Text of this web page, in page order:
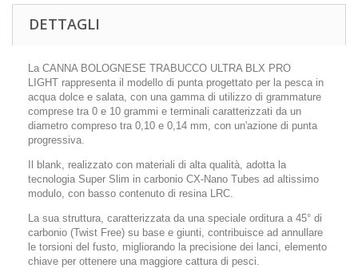
DETTAGLI
La CANNA BOLOGNESE TRABUCCO ULTRA BLX PRO
LIGHT rappresenta il modello di punta progettato per la pesca in
acqua dolce e salata, con una gamma di utilizzo di grammature
comprese tra 0 e 10 grammi e terminali caratterizzati da un
diametro compreso tra 0,10 e 0,14 mm, con un'azione di punta
progressiva.
Il blank, realizzato con materiali di alta qualità, adotta la
tecnologia Super Slim in carbonio CX-Nano Tubes ad altissimo
modulo, con basso contenuto di resina LRC.
La sua struttura, caratterizzata da una speciale orditura a 45° di
carbonio (Twist Free) su base e giunti, contribuisce ad annullare
le torsioni del fusto, migliorando la precisione dei lanci, elemento
chiave per ottenere una maggiore cattura di pesci.